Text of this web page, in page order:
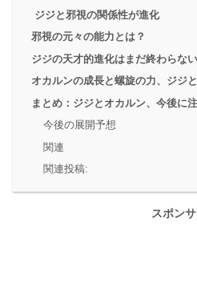
ジジと邪視の関係性が進化
邪視の元々の能力とは？
ジジの天才的進化はまだ終わらない
オカルンの成長と螺旋の力、ジジ
まとめ：ジジとオカルン、今後に
今後の展開予想
関連
関連投稿:
スポン